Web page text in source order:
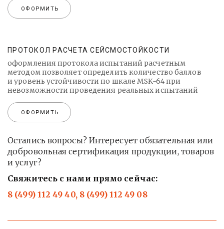
ОФОРМИТЬ
ПРОТОКОЛ РАСЧЕТА СЕЙСМОСТОЙКОСТИ
оформления протокола испытаний расчетным
методом позволяет определить количество баллов
и уровень устойчивости по шкале MSK-64 при
невозможности проведения реальных испытаний
ОФОРМИТЬ
Остались вопросы? Интересует обязательная или
добровольная сертификация продукции, товаров
и услуг?
Свяжитесь с нами прямо сейчас:
8 (499) 112 49 40, 8 (499) 112 49 08